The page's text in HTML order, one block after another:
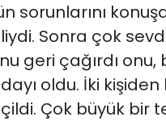
sorunlarını
Sonra çok
geri çağırdı onu,
oldu. İki
Çok büyük bir